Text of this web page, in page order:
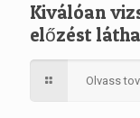
Kiválóan
előzést
Olvass